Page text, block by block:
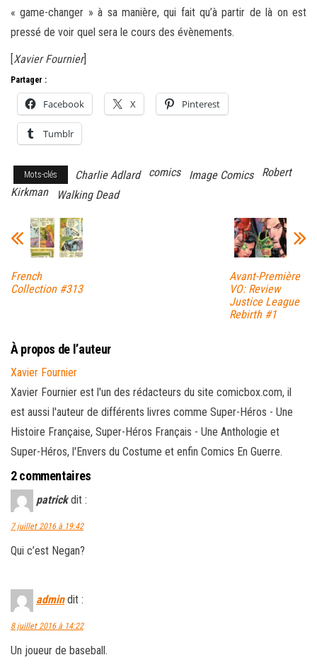
« game-changer » à sa manière, qui fait qu’à partir de là on est
pressé de voir quel sera le cours des évènements.
[Xavier Fournier]
Partager :
Facebook X Pinterest
Tumblr
Mots-clés Charlie Adlard comics Image Comics
Robert
Kirkman
Walking Dead
French
Collection #313
Avant-Première
VO: Review
Justice League
Rebirth #1
À propos de l’auteur
Xavier Fournier
Xavier Fournier est l'un des rédacteurs du site comicbox.com, il
est aussi l'auteur de différents livres comme Super-Héros - Une
Histoire Française, Super-Héros Français - Une Anthologie et
Super-Héros, l'Envers du Costume et enfin Comics En Guerre.
2 commentaires
patrick dit :
7 juillet 2016 à 19:42
Qui c’est Negan?
admin dit :
8 juillet 2016 à 14:22
Un joueur de baseball.